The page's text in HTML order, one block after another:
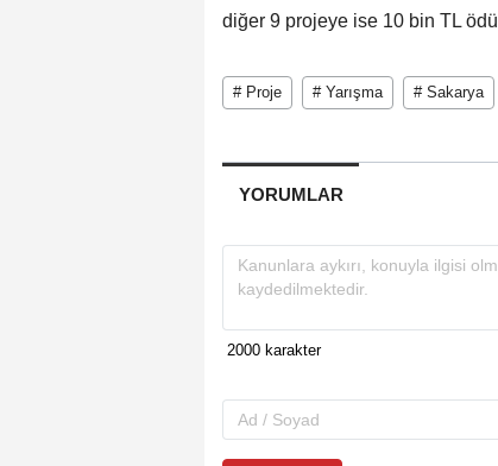
diğer 9 projeye ise 10 bin TL
# Proje # Yarışma # Sakarya
YORUMLAR